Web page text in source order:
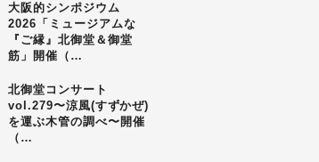
大阪的シンポジウム
2026「ミュージアムな
『ご縁』北御堂＆御堂
筋」開催（…
北御堂コンサート
vol.279〜涼風(すずかぜ)
を運ぶ木管の調べ〜開催
（…